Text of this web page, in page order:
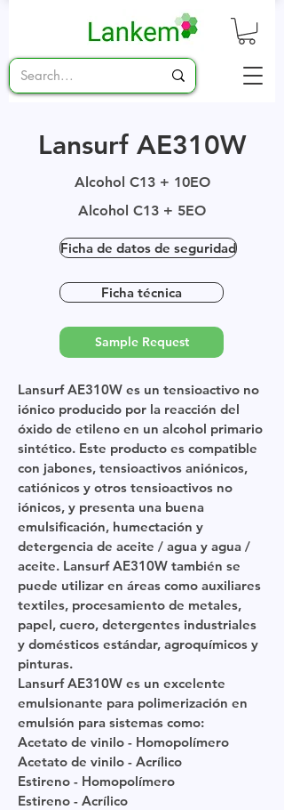
Lansurf AE310W
Alcohol C13 + 10EO
Alcohol C13 + 5EO
Ficha de datos de seguridad
Ficha técnica
Sample Request
Lansurf AE310W es un tensioactivo no
iónico producido por la reacción del
óxido de etileno en un alcohol primario
sintético. Este producto es compatible
con jabones, tensioactivos aniónicos,
catiónicos y otros tensioactivos no
iónicos, y presenta una buena
emulsificación, humectación y
detergencia de aceite / agua y agua /
aceite. Lansurf AE310W también se
puede utilizar en áreas como auxiliares
textiles, procesamiento de metales,
papel, cuero, detergentes industriales
y domésticos estándar, agroquímicos y
pinturas.
Lansurf AE310W es un excelente
emulsionante para polimerización en
emulsión para sistemas como:
Acetato de vinilo - Homopolímero
Acetato de vinilo - Acrílico
Estireno - Homopolímero
Estireno - Acrílico